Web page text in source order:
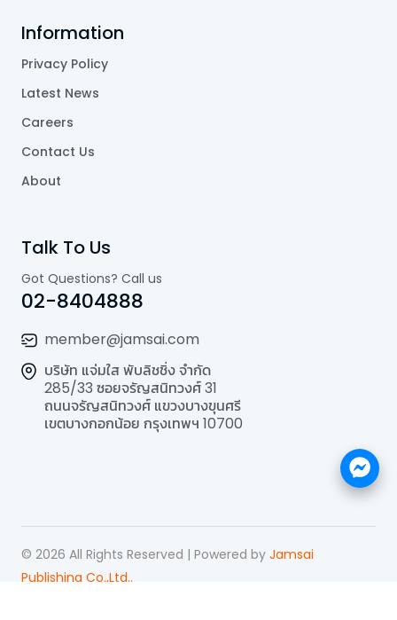
Information
Privacy Policy
Latest News
Careers
Contact Us
About
Talk To Us
Got Questions? Call us
02-8404888
member@jamsai.com
บริษัท แจ่มใส พับลิชชิ่ง จำกัด
285/33 ซอยจรัญสนิทวงศ์ 31
ถนนจรัญสนิทวงศ์ แขวงบางขุนศรี
เขตบางกอกน้อย กรุงเทพฯ 10700
© 2026 All Rights Reserved | Powered by Jamsai
Publishing Co.,Ltd..